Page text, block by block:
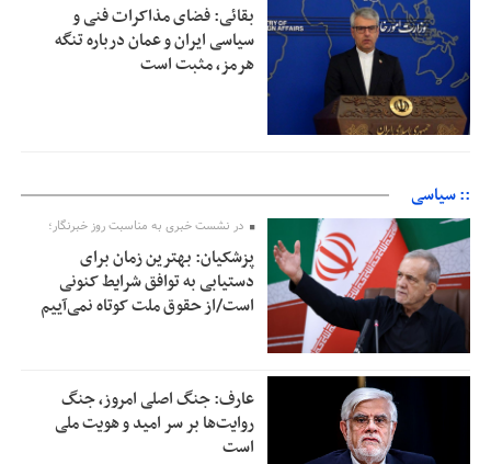
بقائی: فضای مذاکرات فنی و
سیاسی ایران و عمان درباره تنگه
هرمز، مثبت است
:: سیاسی
در نشست خبری به مناسبت روز خبرنگار؛
پزشکیان‌: بهترین زمان برای
دستیابی به توافق شرایط کنونی
است/از حقوق ملت کوتاه نمی‌آییم
عارف: جنگ اصلی امروز، جنگ
روایت‌ها بر سر امید و هویت ملی
است